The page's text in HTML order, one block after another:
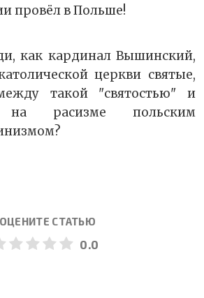
провёл в Польше!
как кардинал Вышинский,
церкви святые,
такой "святостью" и
на расизме польским
ОЦЕНИТЕ СТАТЬЮ
0.0